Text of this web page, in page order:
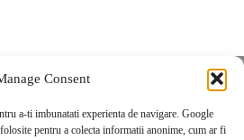
Consent
a-ti imbunatati experienta de navigare. Google
pentru a colecta informatii anonime, cum ar fi